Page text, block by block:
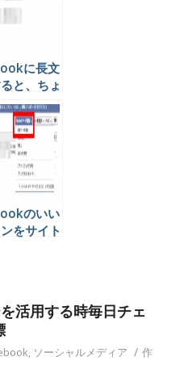
に長文
と、ちょ
る３つの
のいい
をサイト
活用する時毎日チェ
, ソーシャルメディア / 作